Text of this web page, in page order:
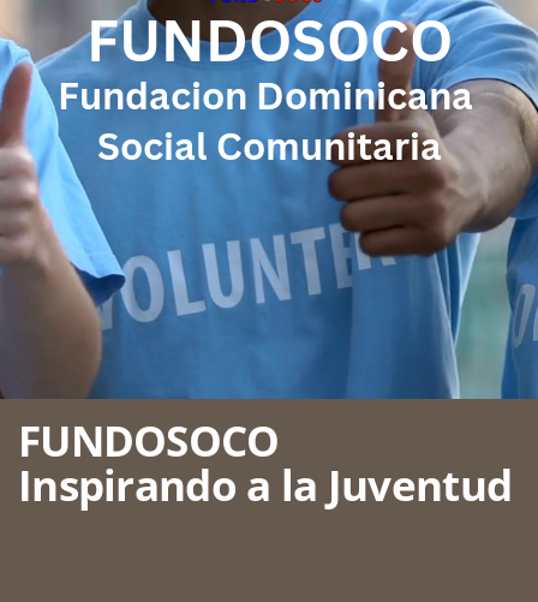
FUNDOSOCO
Fundacion Dominicana ​
Social Comunitaria
FUNDOSOCO
Inspirando a la Juventud